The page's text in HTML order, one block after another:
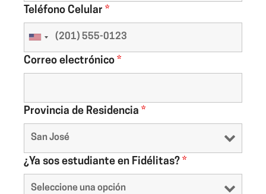
Teléfono Celular *
Correo electrónico *
Provincia de Residencia *
¿Ya sos estudiante en Fidélitas? *